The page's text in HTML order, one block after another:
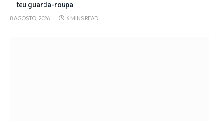
teu guarda-roupa
8 AGOSTO, 2026 6 MINS READ